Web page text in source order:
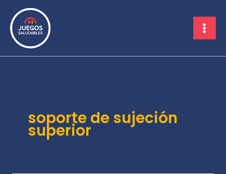
contenido
soporte de sujeción
superior